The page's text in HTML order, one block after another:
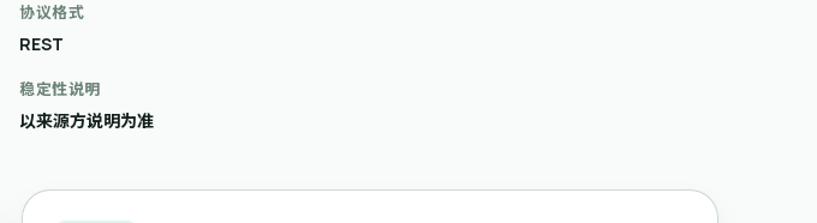
协议格式
REST
稳定性说明
以来源方说明为准